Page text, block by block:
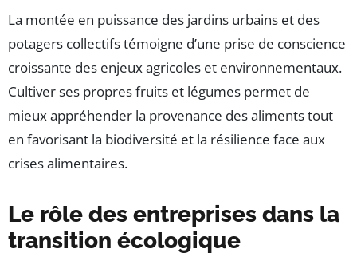
La montée en puissance des jardins urbains et des
potagers collectifs témoigne d’une prise de conscience
croissante des enjeux agricoles et environnementaux.
Cultiver ses propres fruits et légumes permet de
mieux appréhender la provenance des aliments tout
en favorisant la biodiversité et la résilience face aux
crises alimentaires.
Le rôle des entreprises dans la
transition écologique